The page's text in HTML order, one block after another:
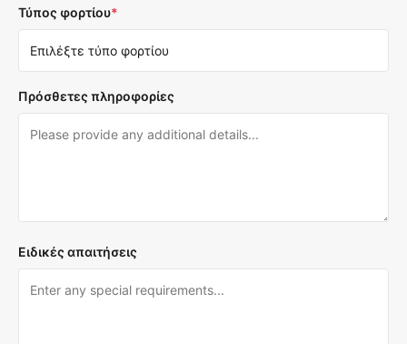
Τύπος φορτίου*
Πρόσθετες πληροφορίες
Ειδικές απαιτήσεις